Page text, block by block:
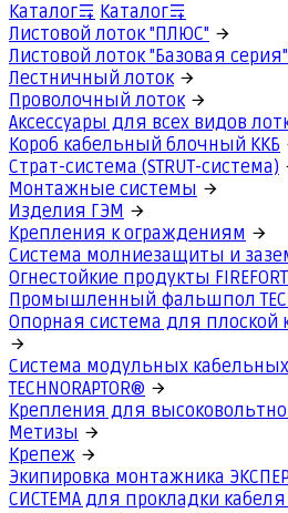
Каталог
Каталог
Листовой лоток "ПЛЮС"
Листовой лоток "Базовая серия"
Лестничный лоток
Проволочный лоток
Аксессуары для всех видов
Короб кабельный блочный ККБ
Страт-система (STRUT-система)
Монтажные системы
Изделия ГЭМ
Крепления к ограждениям
Система молниезащиты и
Огнестойкие продукты
Промышленный фальшпол
Опорная система для плоской
Система модульных кабельных
TECHNORAPTOR®
Крепления для
Метизы
Крепеж
Экипировка монтажника
СИСТЕМА для прокладки